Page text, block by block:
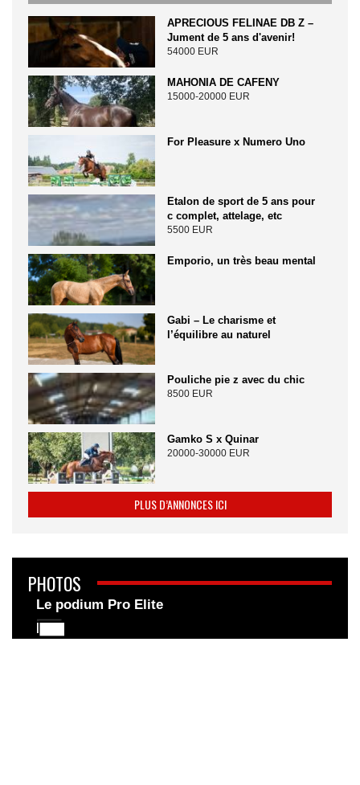
APRECIOUS FELINAE DB Z –
Jument de 5 ans d'avenir!
54000 EUR
MAHONIA DE CAFENY
15000-20000 EUR
For Pleasure x Numero Uno
Etalon de sport de 5 ans pour
c complet, attelage, etc
5500 EUR
Emporio, un très beau mental
Gabi – Le charisme et
l’équilibre au naturel
Pouliche pie z avec du chic
8500 EUR
Gamko S x Quinar
20000-30000 EUR
PLUS D’ANNONCES ICI
PHOTOS
Le podium Pro Elite